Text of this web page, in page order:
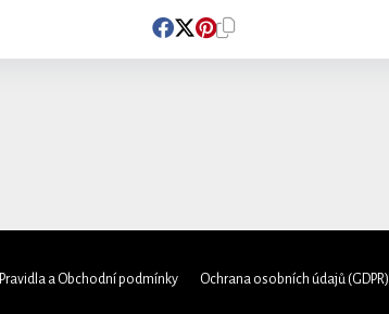
Pravidla a Obchodní podmínky Ochrana osobních údajů (GDPR)